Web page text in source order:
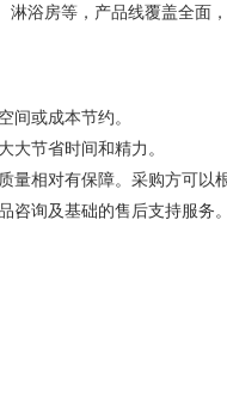
浴房等，产品线覆盖全面
或成本节约。
节省时间和精力。
相对有保障。采购方可以
询及基础的售后支持服务。